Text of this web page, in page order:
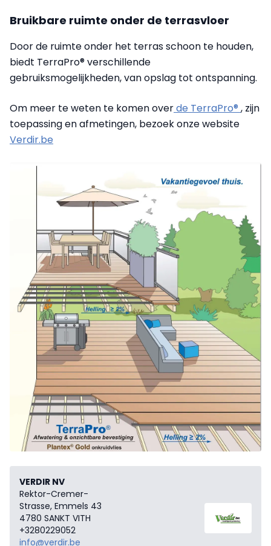
Bruikbare ruimte onder de terrasvloer
Door de ruimte onder het terras schoon te houden,
biedt TerraPro® verschillende
gebruiksmogelijkheden, van opslag tot ontspanning.
Om meer te weten te komen overde TerraPro® , zijn
toepassing en afmetingen, bezoek onze website
Verdir.be
VERDIR NV
Rektor-Cremer-
Strasse, Emmels 43
4780 SANKT VITH
+3280229052
info@verdir.be